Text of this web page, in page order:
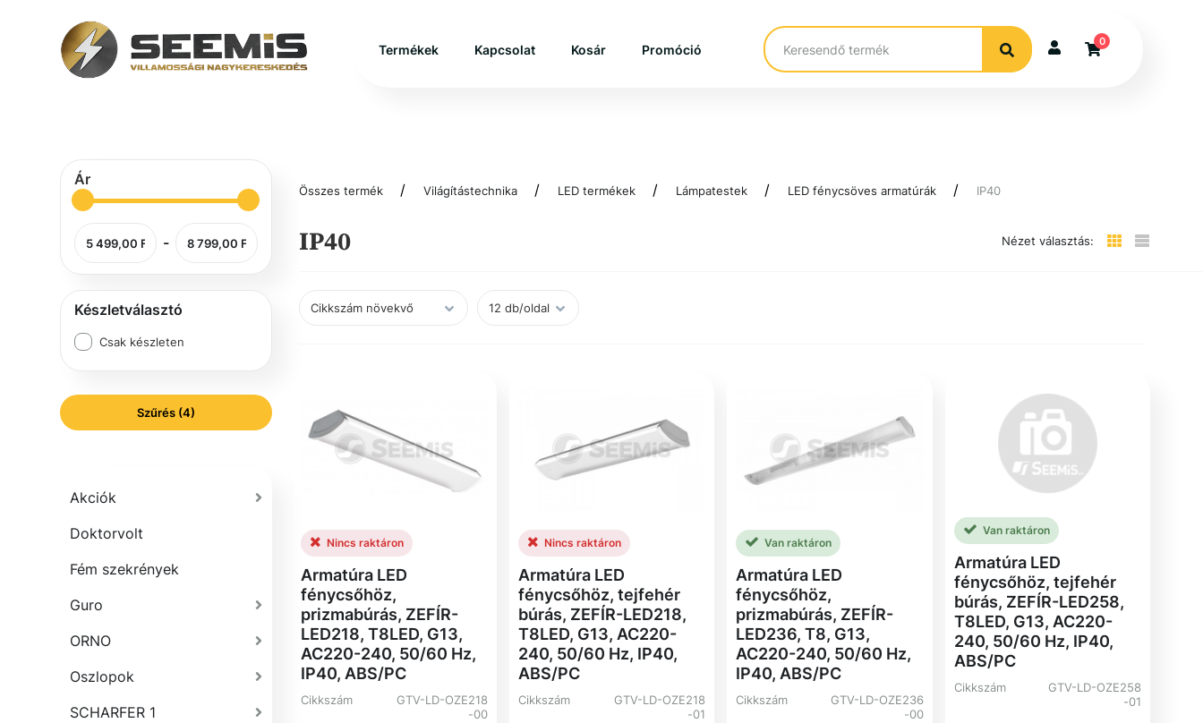
Termékek Kapcsolat Kosár Promóció
0
Ár
-
Készletválasztó
Csak készleten
Szűrés (4)
Akciók
Doktorvolt
Fém szekrények
Guro
ORNO
Oszlopok
SCHARFER 1
Összes termék Világítástechnika LED termékek Lámpatestek LED fénycsöves armatúrák IP40
IP40 Nézet választás:
Nincs raktáron
Armatúra LED
fénycsőhöz,
prizmabúrás, ZEFÍR-
LED218, T8LED, G13,
AC220-240, 50/60 Hz,
IP40, ABS/PC
Cikkszám
GTV-LD-OZE218
-00
Nincs raktáron
Armatúra LED
fénycsőhöz, tejfehér
búrás, ZEFÍR-LED218,
T8LED, G13, AC220-
240, 50/60 Hz, IP40,
ABS/PC
Cikkszám
GTV-LD-OZE218
-01
Van raktáron
Armatúra LED
fénycsőhöz,
prizmabúrás, ZEFÍR-
LED236, T8, G13,
AC220-240, 50/60 Hz,
IP40, ABS/PC
Cikkszám
GTV-LD-OZE236
-00
Van raktáron
Armatúra LED
fénycsőhöz, tejfehér
búrás, ZEFÍR-LED258,
T8LED, G13, AC220-
240, 50/60 Hz, IP40,
ABS/PC
Cikkszám
GTV-LD-OZE258
-01